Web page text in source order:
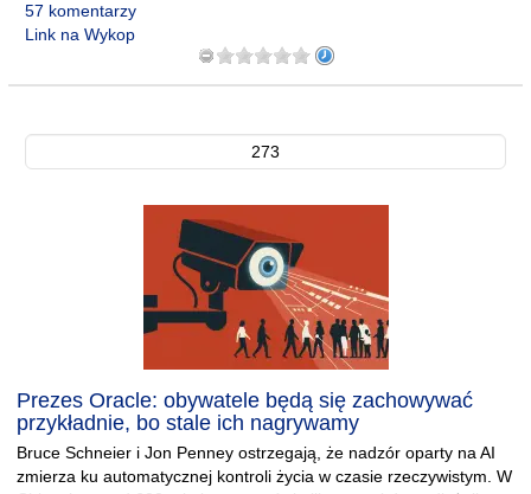
57 komentarzy
Link na Wykop
273
Prezes Oracle: obywatele będą się zachowywać
przykładnie, bo stale ich nagrywamy
Bruce Schneier i Jon Penney ostrzegają, że nadzór oparty na AI
zmierza ku automatycznej kontroli życia w czasie rzeczywistym. W